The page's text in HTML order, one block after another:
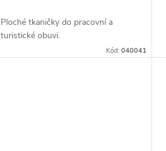
Ploché tkaničky do pracovní a
turistické obuvi.
Kód:040041